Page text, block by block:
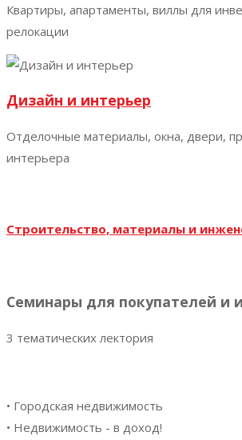
Квартиры, апартаменты, виллы для
релокации
Дизайн и интерьер
Отделочные материалы, окна, двери,
интерьера
Строительство, материалы и
Семинары для покупателей и
3 тематических лектория
• Городская недвижимость
• Недвижимость - в доход!